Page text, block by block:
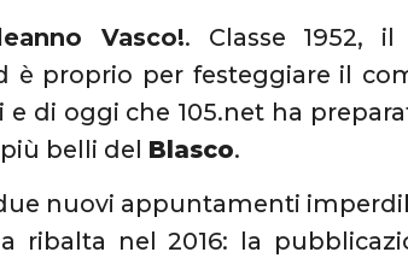
Vasco!. Classe 1952,
è proprio per festeggiare il
e di oggi che 105.net ha
belli del Blasco.
nuovi appuntamenti
ribalta nel 2016: la